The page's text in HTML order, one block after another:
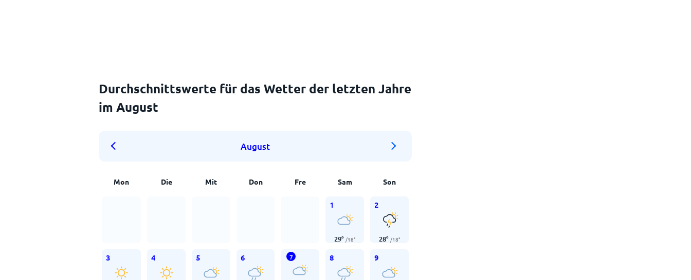
Durchschnittswerte für das Wetter der letzten Jahre
im August
August
Mon Die Mit Don Fre Sam Son
1
29° /18°
2
28° /18°
3 4 5 6 7 8 9